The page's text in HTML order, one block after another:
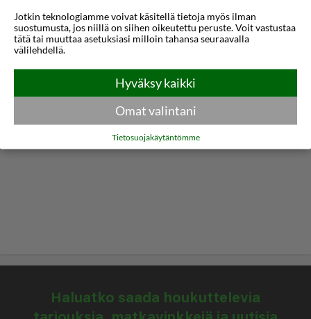
Haluatko saada houkuttelevia
Jotkin teknologiamme voivat käsitellä tietoja myös ilman
suostumusta, jos niillä on siihen oikeutettu peruste. Voit vastustaa
tätä tai muuttaa asetuksiasi milloin tahansa seuraavalla
välilehdellä.
Hyväksy kaikki
Omat valintani
Tietosuojakäytäntömme